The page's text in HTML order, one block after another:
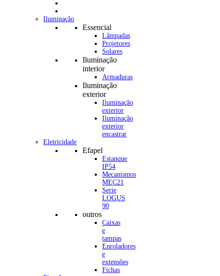
Iluminação
Essencial
Lâmpadas
Projetores
Solares
Iluminação
interior
Armaduras
Iluminação
exterior
Iluminação
exterior
Iluminação
exterior
encastrar
Eletricidade
Efapel
Estanque
IP54
Mecanismos
MEC21
Serie
LOGUS
90
outros
Caixas
e
tampas
Enroladores
e
extensões
Fichas